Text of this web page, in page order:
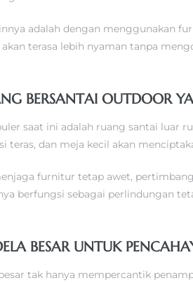
adalah dengan menggunakan
terasa lebih nyaman tanpa
BERSANTAI OUTDOOR
saat ini adalah ruang santai luar
teras, dan meja kecil akan
furnitur tetap awet,
berfungsi sebagai perlindungan
BESAR UNTUK
tak hanya mempercantik